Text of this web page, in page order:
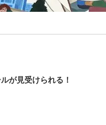
が見受けられる！